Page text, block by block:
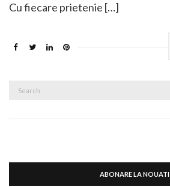
Cu fiecare prietenie […]
ABONARE LA NOUATI